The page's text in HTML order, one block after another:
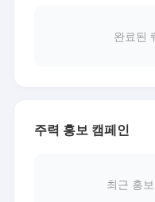
완료된
주력 홍보 캠페인
최근 홍